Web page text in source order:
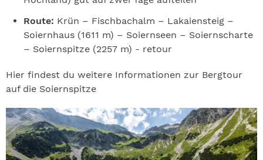
Route: Krün – Fischbachalm – Lakaiensteig –
Soiernhaus (1611 m) – Soiernseen – Soiernscharte
– Soiernspitze (2257 m) - retour
Hier findest du weitere Informationen zur Bergtour
auf die Soiernspitze